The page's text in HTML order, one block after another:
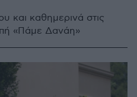
και καθημερινά στις
«Πάμε Δανάη»